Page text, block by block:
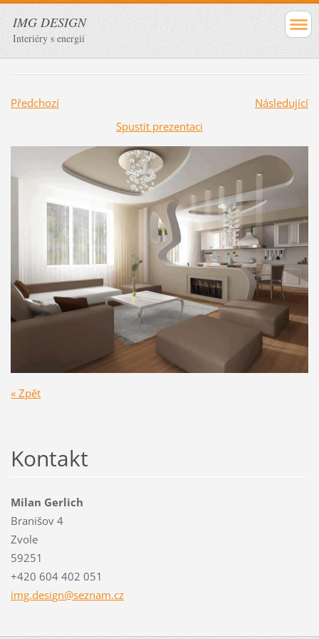
IMG DESIGN
Interiéry s energií
Předchozí
Následující
Spustit prezentaci
« Zpět
Kontakt
Milan Gerlich
Branišov 4
Zvole
59251
+420 604 402 051
img.design@seznam.cz